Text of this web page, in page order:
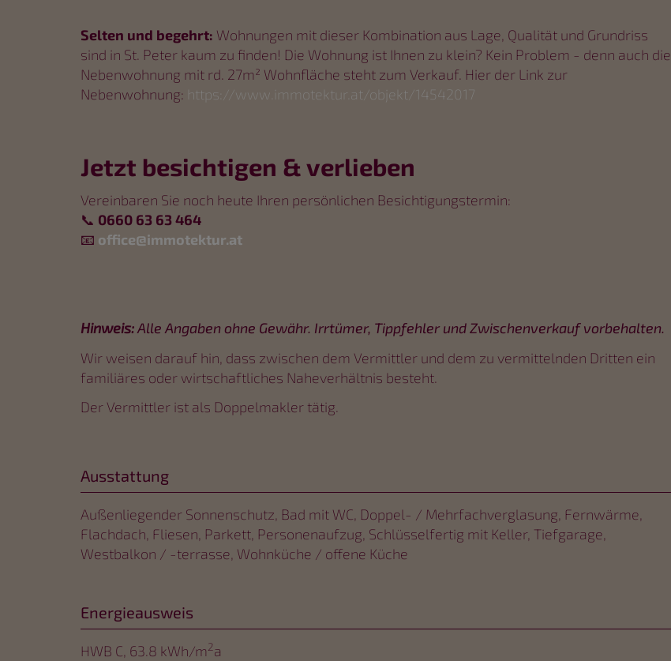
Selten und begehrt: Wohnungen mit dieser Kombination aus Lage, Qualität und Grundriss
sind in St. Peter kaum zu finden! Die Wohnung ist Ihnen zu klein? Kein Problem - denn auch die
Nebenwohnung mit rd. 27m² Wohnfläche steht zum Verkauf. Hier der Link zur
Nebenwohnung: https://www.immotektur.at/objekt/14542017
Jetzt besichtigen & verlieben
Vereinbaren Sie noch heute Ihren persönlichen Besichtigungstermin:
📞 0660 63 63 464
📧 office@immotektur.at
Hinweis:Alle Angaben ohne Gewähr. Irrtümer, Tippfehler und Zwischenverkauf vorbehalten.
Wir weisen darauf hin, dass zwischen dem Vermittler und dem zu vermittelnden Dritten ein
familiäres oder wirtschaftliches Naheverhältnis besteht.
Der Vermittler ist als Doppelmakler tätig.
Ausstattung
Außenliegender Sonnenschutz Bad mit WC Doppel- / Mehrfachverglasung Fernwärme
Flachdach Fliesen Parkett Personenaufzug Schlüsselfertig mit Keller Tiefgarage
Westbalkon / -terrasse Wohnküche / offene Küche
Energieausweis
HWB C, 63.8 kWh/m2a